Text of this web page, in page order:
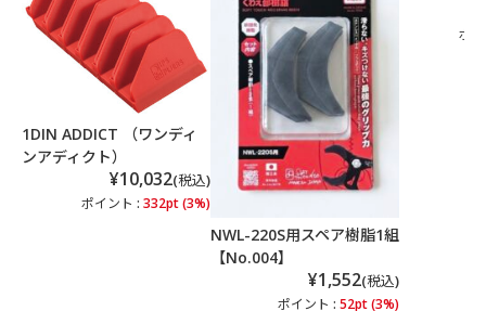
1DIN ADDICT （ワンディ
ンアディクト）
¥10,032(税込)
ポイント : 332pt (3%)
NWL-220S用スペア樹脂1組
【No.004】
¥1,552(税込)
ポイント : 52pt (3%)
ポ